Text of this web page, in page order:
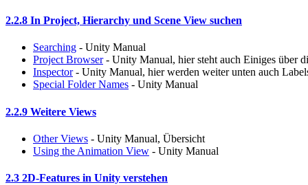
2.2.8 In Project, Hierarchy und Scene View suchen
Searching - Unity Manual
Project Browser- Unity Manual, hier steht auch Einiges über
Inspector- Unity Manual, hier werden weiter unten auch
Special Folder Names - Unity Manual
2.2.9 Weitere Views
Other Views - Unity Manual, Übersicht
Using the Animation View - Unity Manual
2.3 2D-Features in Unity verstehen